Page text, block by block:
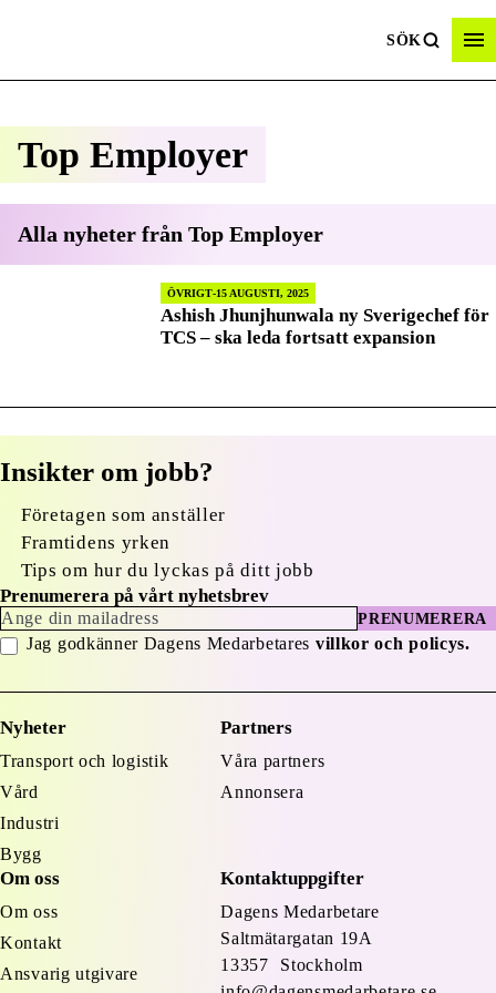
SÖK
Top Employer
Alla nyheter från Top Employer
ÖVRIGT 15 AUGUSTI, 2025
Ashish Jhunjhunwala ny Sverigechef för
TCS – ska leda fortsatt expansion
Insikter om jobb?
Företagen som anställer
Framtidens yrken
Tips om hur du lyckas på ditt jobb
Prenumerera på vårt nyhetsbrev
PRENUMERERA
Jag godkänner Dagens Medarbetares villkor och policys.
Nyheter
Transport och logistik
Vård
Industri
Bygg
Partners
Våra partners
Annonsera
Om oss
Om oss
Kontakt
Ansvarig utgivare
Kontaktuppgifter
Dagens Medarbetare
Saltmätargatan 19A
13357 Stockholm